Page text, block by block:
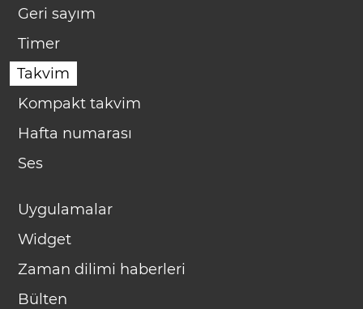
Geri sayım
Timer
Takvim
Kompakt takvim
Hafta numarası
Ses
Uygulamalar
Widget
Zaman dilimi haberleri
Bülten